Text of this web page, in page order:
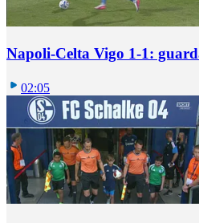
Napoli-Celta Vigo 1-1:
02:05